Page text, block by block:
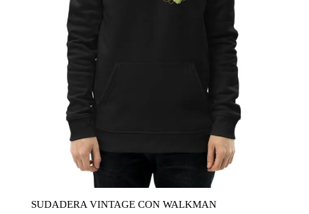
SUDADERA VINTAGE CON WALKMAN